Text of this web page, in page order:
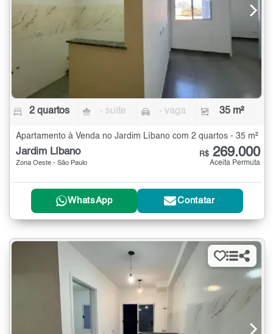
2 quartos - suíte - vaga 35 m²
Apartamento à Venda no Jardim Líbano com 2 quartos - 35 m²
Jardim Líbano
Zona Oeste - São Paulo
R$ 269.000
Aceita Permuta
WhatsApp Contatar